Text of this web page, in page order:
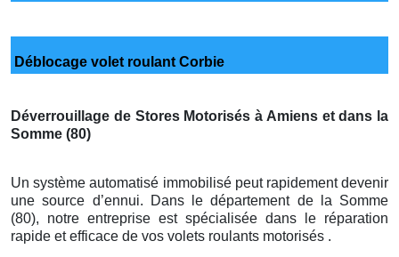
Déblocage volet roulant Corbie
Déverrouillage de Stores Motorisés à Amiens et dans la
Somme (80)
Un système automatisé immobilisé peut rapidement devenir
une source d’ennui. Dans le département de la Somme
(80), notre entreprise est spécialisée dans le réparation
rapide et efficace de vos volets roulants motorisés .